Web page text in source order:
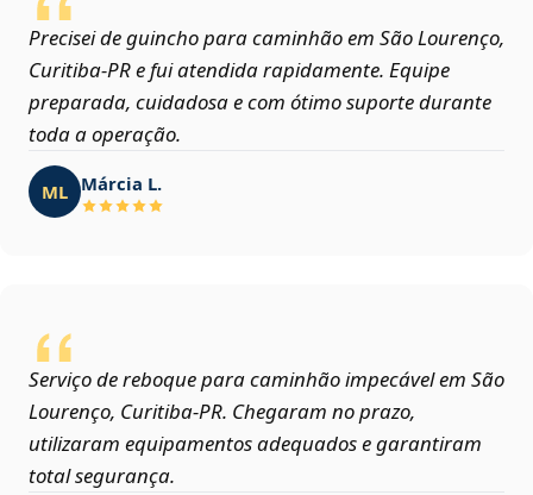
Precisei de guincho para caminhão em São Lourenço,
Curitiba‑PR e fui atendida rapidamente. Equipe
preparada, cuidadosa e com ótimo suporte durante
toda a operação.
ML Márcia L.
Serviço de reboque para caminhão impecável em São
Lourenço, Curitiba‑PR. Chegaram no prazo,
utilizaram equipamentos adequados e garantiram
total segurança.